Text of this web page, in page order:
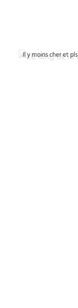
Il y moins cher et